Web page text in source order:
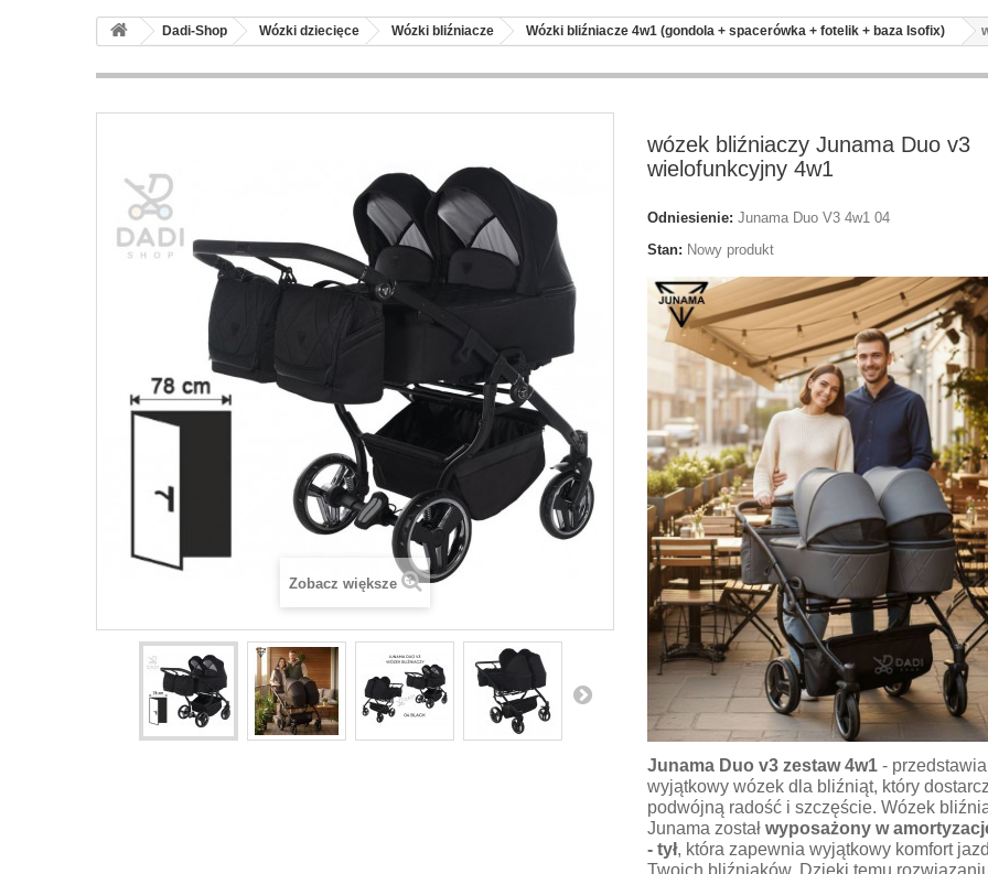
Dadi-Shop Wózki dziecięce Wózki bliźniacze Wózki bliźniacze 4w1 (gondola + spacerówka + fotelik + baza Isofix)
Zobacz większe
wózek bliźniaczy Junama Duo v3
wielofunkcyjny 4w1
Odniesienie: Junama Duo V3 4w1 04
Stan: Nowy produkt
Junama Duo v3 zestaw 4w1 -
wyjątkowy wózek dla bliźniąt, który
podwójną radość i szczęście. Wózek
Junama został wyposażony w
- tył, która zapewnia wyjątkowy komfort
Twoich bliźniaków. Dzięki temu